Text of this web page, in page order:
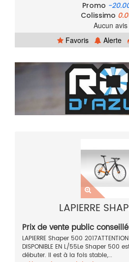
Promo -
Colissimo
Aucun avis
Favoris
Alerte
LAPIERRE
Prix de vente public
LAPIERRE Shaper 500
DISPONIBLE EN L/55Le Shaper 500
débuter. Il est à la fois stable,...